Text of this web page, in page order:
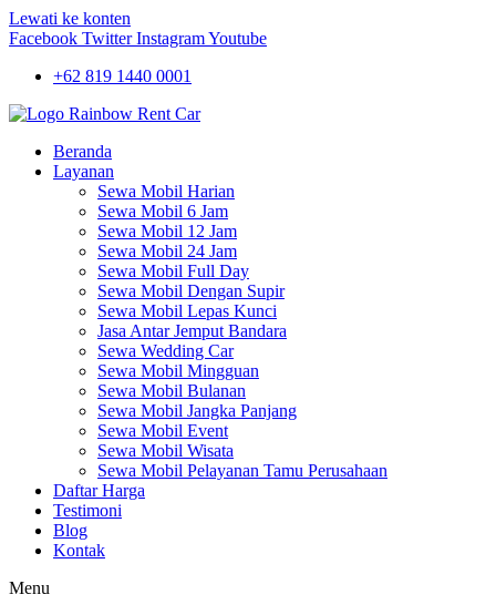
Lewati ke konten
Facebook Twitter InstagramYoutube
+62 819 1440 0001
Beranda
Layanan
Sewa Mobil Harian
Sewa Mobil 6 Jam
Sewa Mobil 12 Jam
Sewa Mobil 24 Jam
Sewa Mobil Full Day
Sewa Mobil Dengan Supir
Sewa Mobil Lepas Kunci
Jasa Antar Jemput Bandara
Sewa Wedding Car
Sewa Mobil Mingguan
Sewa Mobil Bulanan
Sewa Mobil Jangka Panjang
Sewa Mobil Event
Sewa Mobil Wisata
Sewa Mobil Pelayanan Tamu Perusahaan
Daftar Harga
Testimoni
Blog
Kontak
Menu